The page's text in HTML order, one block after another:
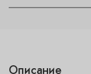
Описание